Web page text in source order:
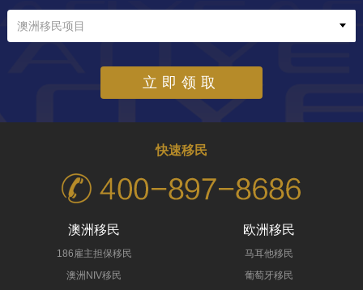
澳洲移民项目
立即领取
快速移民
澳洲移民
186雇主担保移民
澳洲NIV移民
欧洲移民
马耳他移民
葡萄牙移民